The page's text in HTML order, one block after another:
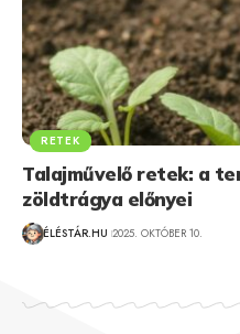
RETEK
Talajművelő retek: a
zöldtrágya előnyei
ÉLÉSTÁR.HU 2025. OKTÓBER 10.